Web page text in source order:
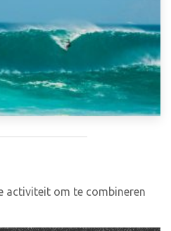
activiteit om te combineren